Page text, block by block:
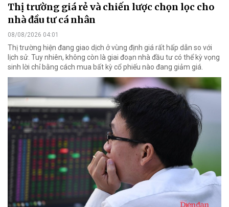
Thị trường giá rẻ và chiến lược chọn lọc cho
nhà đầu tư cá nhân
08/08/2026 04:01
Thị trường hiện đang giao dịch ở vùng định giá rất hấp dẫn so với
lịch sử. Tuy nhiên, không còn là giai đoạn nhà đầu tư có thể kỳ vọng
sinh lời chỉ bằng cách mua bất kỳ cổ phiếu nào đang giảm giá.